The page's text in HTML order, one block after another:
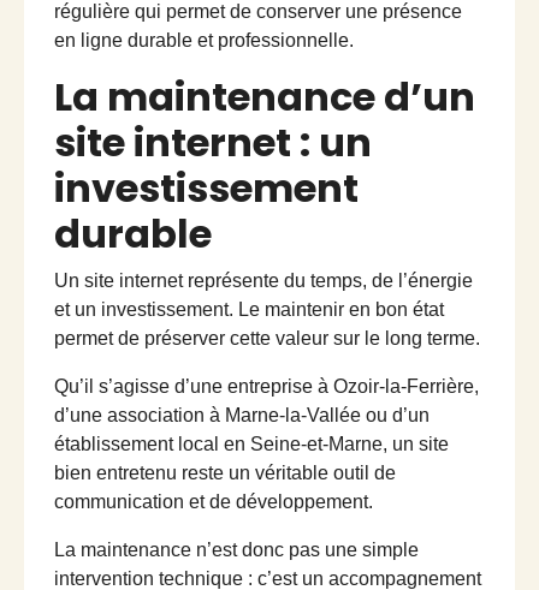
régulière qui permet de conserver une présence
en ligne durable et professionnelle.
La maintenance d’un
site internet : un
investissement
durable
Un site internet représente du temps, de l’énergie
et un investissement. Le maintenir en bon état
permet de préserver cette valeur sur le long terme.
Qu’il s’agisse d’une entreprise à Ozoir-la-Ferrière,
d’une association à Marne-la-Vallée ou d’un
établissement local en Seine-et-Marne, un site
bien entretenu reste un véritable outil de
communication et de développement.
La maintenance n’est donc pas une simple
intervention technique : c’est un accompagnement